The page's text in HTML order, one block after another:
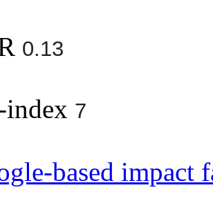
0.13
index 7
based impact